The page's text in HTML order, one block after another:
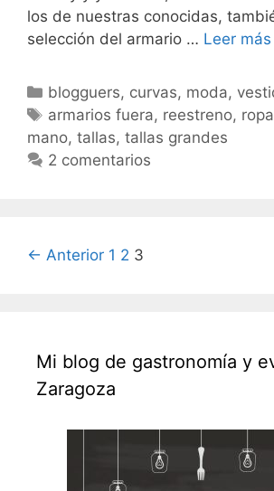
los de nuestras conocidas,
selección del armario … Leer más
Categorías
blogguers, curvas, moda,
Etiquetas
armarios fuera, reestreno,
mano, tallas, tallas grandes
2 comentarios
Navegación
← Anterior 1 2 3
Mi blog de gastronomía y
Zaragoza